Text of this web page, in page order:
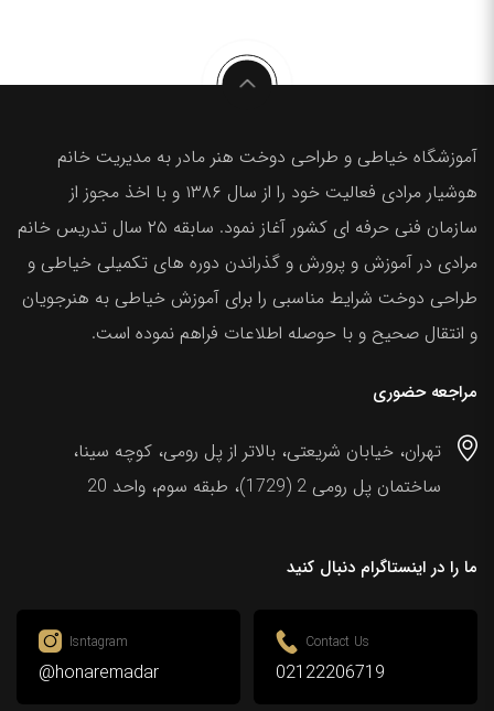
آموزشگاه خیاطی و طراحی دوخت هنر مادر به مدیریت خانم
هوشیار مرادی فعالیت خود را از سال ۱۳۸۶ و با اخذ مجوز از
سازمان فنی حرفه ای کشور آغاز نمود. سابقه ۲۵ سال تدریس خانم
مرادی در آموزش و پرورش و گذراندن دوره های تکمیلی خیاطی و
طراحی دوخت شرایط مناسبی را برای آموزش خیاطی به هنرجویان
و انتقال صحیح و با حوصله اطلاعات فراهم نموده است.
مراجعه حضوری
تهران، خیابان شریعتی، بالاتر از پل رومی، کوچه سینا،
ساختمان پل رومی 2 (1729)، طبقه سوم، واحد 20
ما را در اینستاگرام دنبال کنید
Contact Us
02122206719
Isntagram
@honaremadar